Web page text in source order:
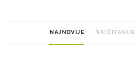
NAJNOVIJE NAJČITANIJE